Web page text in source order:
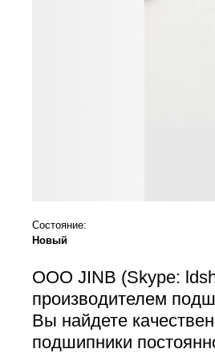
Состояние:
Новый
ООО JINB (Skype:
производителем
Вы найдете
подшипники